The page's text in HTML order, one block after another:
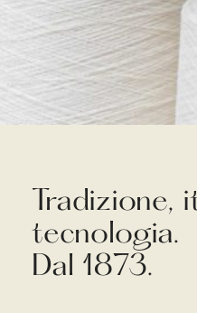
Tradizione,
tecnologia.
Dal 1873.